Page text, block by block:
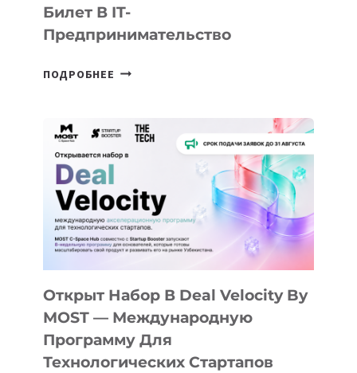
Билет В IT-
Предпринимательство
ПОДРОБНЕЕ ОТ
АЛМАТЫ:
КАК
AI
YOUTH
CAMP
ДАЛ
30
ПОДРОСТКАМ
БИЛЕТ
В
ПРЕДПРИНИМАТЕЛЬСТВО
Открыт Набор В Deal Velocity By
MOST — Международную
Программу Для
Технологических Стартапов